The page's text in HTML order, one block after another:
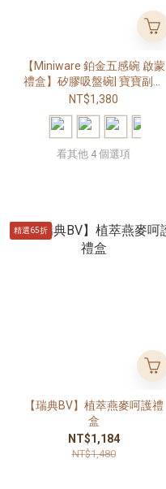
【Miniware 鉑金五感碗 啟蒙
禮盒】矽膠吸盤碗| 寶寶副食
品碗| 五感啟蒙| 學習餐碗| 新
生兒禮物|
NT$1,380
看其他 4 個選項
精選65折
【瑞典BV】植萃燕麥呵護禮
盒
NT$1,184
NT$1,480